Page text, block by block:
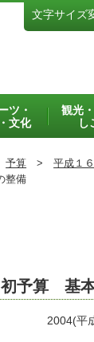
文字サイズ
ツ・
文化
観光
し
予算 > 平成１
整備
予算 基
2004(平